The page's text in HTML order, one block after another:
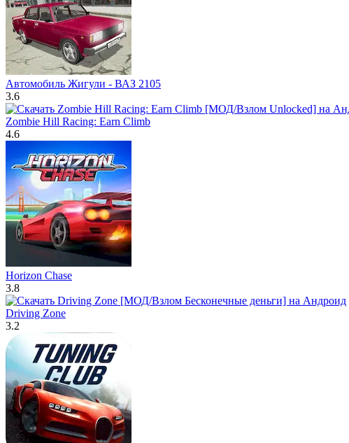
Автомобиль Жигули - ВАЗ 2105
3.6
Zombie Hill Racing: Earn Climb
4.6
Horizon Chase
3.8
Driving Zone
3.2